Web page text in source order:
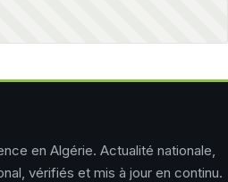
en Algérie. Actualité nationale,
vérifiés et mis à jour en continu.